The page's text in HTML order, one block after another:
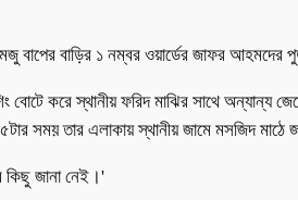
বাপের বাড়ির ১ নম্বর ওয়ার্ডের জাফর আহমদের
করে স্থানীয় ফরিদ মাঝির সাথে অন্যান্য
সময় তার এলাকায় স্থানীয় জামে মসজিদ মাঠে
কিছু জানা নেই।'